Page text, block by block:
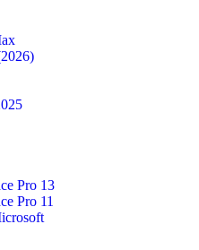
Pro 13
Pro 11